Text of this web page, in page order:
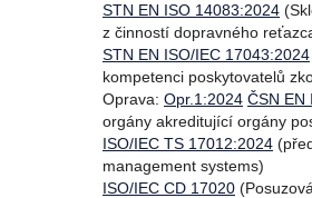
STN EN ISO 14083:2024
z činností dopravného
STN EN ISO/IEC 17043:2024
kompetenci poskytovatelů
Oprava: Opr.1:2024 ČSN EN
orgány akreditující orgány
ISO/IEC TS 17012:2024
management systems)
ISO/IEC CD 17020